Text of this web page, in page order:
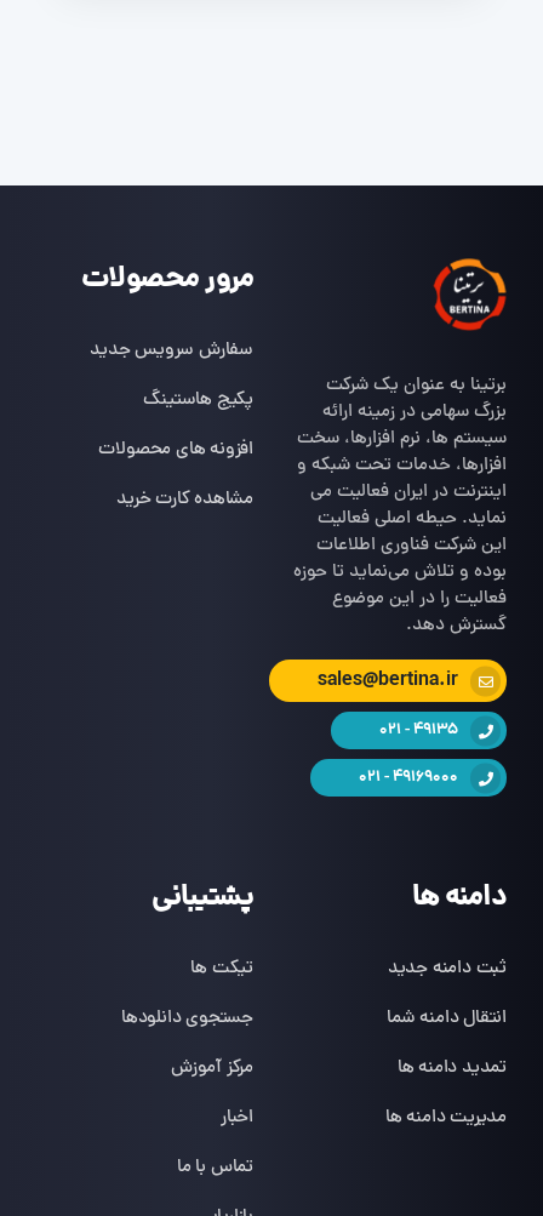
برتینا به عنوان یک شرکت
بزرگ سهامی در زمینه ارائه
سیستم ها، نرم افزارها، سخت
افزارها، خدمات تحت شبکه و
اینترنت در ایران فعالیت می
نماید. حیطه اصلی فعالیت
این شرکت فناوری اطلاعات
بوده و تلاش می‌نماید تا حوزه
فعالیت را در این موضوع
گسترش دهد.
sales@bertina.ir
49135 - 021
49169000 - 021
مرور محصولات
سفارش سرویس جدید
پکیج هاستینگ
افزونه های محصولات
مشاهده کارت خرید
دامنه ها
ثبت دامنه جدید
انتقال دامنه شما
تمدید دامنه ها
مدیریت دامنه ها
پشتیبانی
تیکت ها
جستجوی دانلودها
مرکز آموزش
اخبار
تماس با ما